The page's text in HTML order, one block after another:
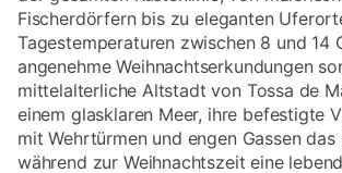
Fischerdörfern bis zu eleganten
Tagestemperaturen zwischen 8 und 14
angenehme Weihnachtserkundungen
mittelalterliche Altstadt von Tossa de
einem glasklaren Meer, ihre befestigte
mit Wehrtürmen und engen Gassen
während zur Weihnachtszeit eine